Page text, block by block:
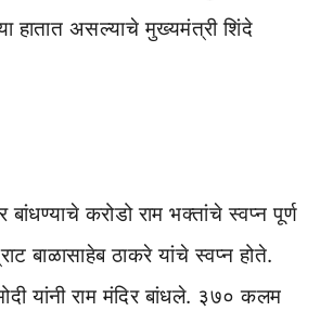
हातात असल्याचे मुख्यमंत्री शिंदे
बांधण्याचे करोडो राम भक्तांचे स्वप्न पूर्ण
बाळासाहेब ठाकरे यांचे स्वप्न होते.
यांनी राम मंदिर बांधले. ३७० कलम